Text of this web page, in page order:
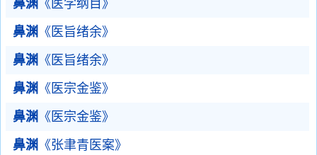
鼻渊 《医学纲目》
鼻渊 《医旨绪余》
鼻渊 《医旨绪余》
鼻渊 《医宗金鉴》
鼻渊 《医宗金鉴》
鼻渊 《张聿青医案》